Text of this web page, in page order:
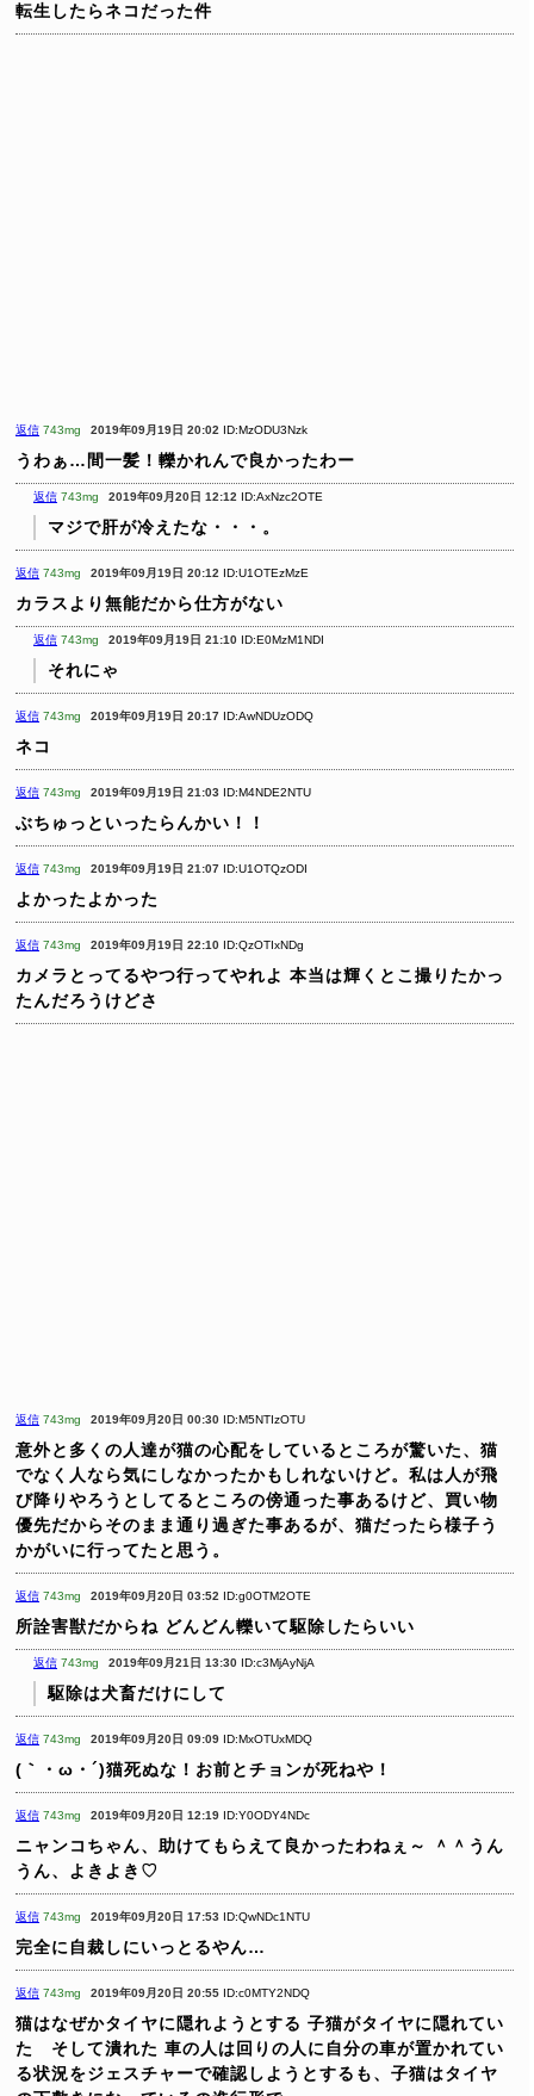
転生したらネコだった件
返信 743mg 2019年09月19日 20:02 ID:MzODU3Nzk
うわぁ…間一髪！轢かれんで良かったわー
返信 743mg 2019年09月20日 12:12 ID:AxNzc2OTE
マジで肝が冷えたな・・・。
返信 743mg 2019年09月19日 20:12 ID:U1OTEzMzE
カラスより無能だから仕方がない
返信 743mg 2019年09月19日 21:10 ID:E0MzM1NDI
それにゃ
返信 743mg 2019年09月19日 20:17 ID:AwNDUzODQ
ネコ
返信 743mg 2019年09月19日 21:03 ID:M4NDE2NTU
ぶちゅっといったらんかい！！
返信 743mg 2019年09月19日 21:07 ID:U1OTQzODI
よかったよかった
返信 743mg 2019年09月19日 22:10 ID:QzOTIxNDg
カメラとってるやつ行ってやれよ 本当は輝くとこ撮りたかっ
たんだろうけどさ
返信 743mg 2019年09月20日 00:30 ID:M5NTIzOTU
意外と多くの人達が猫の心配をしているところが驚いた、猫
でなく人なら気にしなかったかもしれないけど。私は人が飛
び降りやろうとしてるところの傍通った事あるけど、買い物
優先だからそのまま通り過ぎた事あるが、猫だったら様子う
かがいに行ってたと思う。
返信 743mg 2019年09月20日 03:52 ID:g0OTM2OTE
所詮害獣だからね どんどん轢いて駆除したらいい
返信 743mg 2019年09月21日 13:30 ID:c3MjAyNjA
駆除は犬畜だけにして
返信 743mg 2019年09月20日 09:09 ID:MxOTUxMDQ
(｀・ω・´)猫死ぬな！お前とチョンが死ねや！
返信 743mg 2019年09月20日 12:19 ID:Y0ODY4NDc
ニャンコちゃん、助けてもらえて良かったわねぇ～ ＾＾うん
うん、よきよき♡
返信 743mg 2019年09月20日 17:53 ID:QwNDc1NTU
完全に自裁しにいっとるやん…
返信 743mg 2019年09月20日 20:55 ID:c0MTY2NDQ
猫はなぜかタイヤに隠れようとする 子猫がタイヤに隠れてい
た そして潰れた 車の人は回りの人に自分の車が置かれてい
る状況をジェスチャーで確認しようとするも、子猫はタイヤ